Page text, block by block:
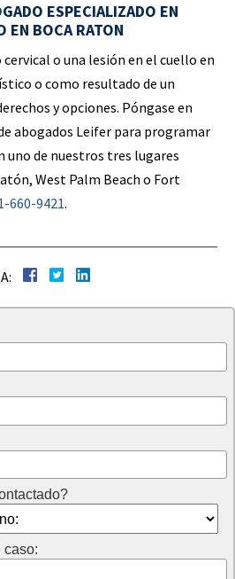
ESPECIALIZADO EN
EN BOCA RATON
o una lesión en el cuello en
o como resultado de un
y opciones. Póngase en
abogados Leifer para programar
de nuestros tres lugares
West Palm Beach o Fort
660-9421.
caso: